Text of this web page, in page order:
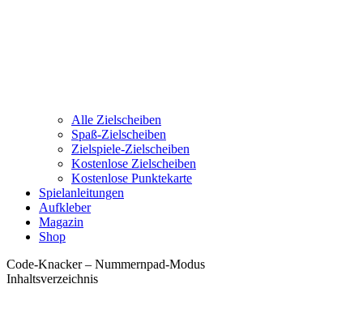
Alle Zielscheiben
Spaß-Zielscheiben
Zielspiele-Zielscheiben
Kostenlose Zielscheiben
Kostenlose Punktekarte
Spielanleitungen
Aufkleber
Magazin
Shop
Code-Knacker – Nummernpad-Modus
Inhaltsverzeichnis